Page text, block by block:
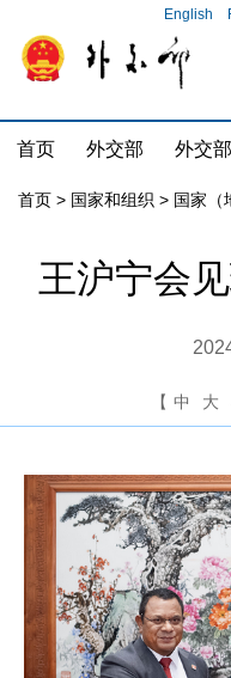
English
首页 外交部 外交
首页 > 国家和组织 > 国家（
王沪宁会
【 中 大